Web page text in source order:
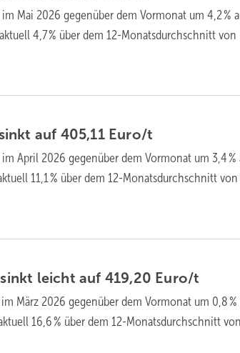
Mai 2026 gegen­über dem Vor­mo­nat um 4,2 %
4,7 % über dem 12-Monats­durch­schnitt von
auf 405,11 Euro/t
April 2026 gegen­über dem Vor­mo­nat um 3,4 %
11,1 % über dem 12-Monats­durch­schnitt von
leicht auf 419,20 Euro/t
März 2026 gegen­über dem Vor­mo­nat um 0,8 %
16,6 % über dem 12-Monats­durch­schnitt von